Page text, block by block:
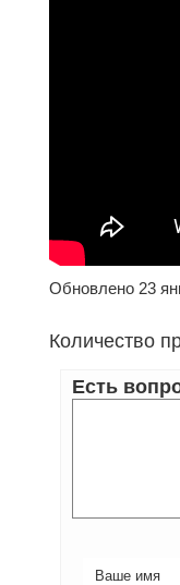
Обновлено 23
Количество
Есть
Ваше имя